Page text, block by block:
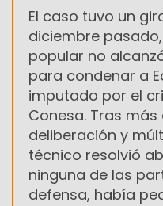
El caso tuvo un
diciembre
popular no
para condenar a
imputado por el
Conesa. Tras más
deliberación y
técnico resolvió
ninguna de las
defensa, había